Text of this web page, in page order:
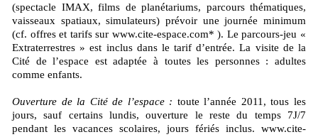
(spectacle IMAX, films de planétariums, parcours thématiques,
vaisseaux spatiaux, simulateurs) prévoir une journée minimum
(cf. offres et tarifs sur www.cite-espace.com* ). Le parcours-jeu «
Extraterrestres » est inclus dans le tarif d’entrée. La visite de la
Cité de l’espace est adaptée à toutes les personnes : adultes
comme enfants.
Ouverture de la Cité de l’espace : toute l’année 2011, tous les
jours, sauf certains lundis, ouverture le reste du temps 7J/7
pendant les vacances scolaires, jours fériés inclus. www.cite-